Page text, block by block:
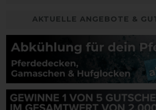
AKTUELLE ANGEBOTE &